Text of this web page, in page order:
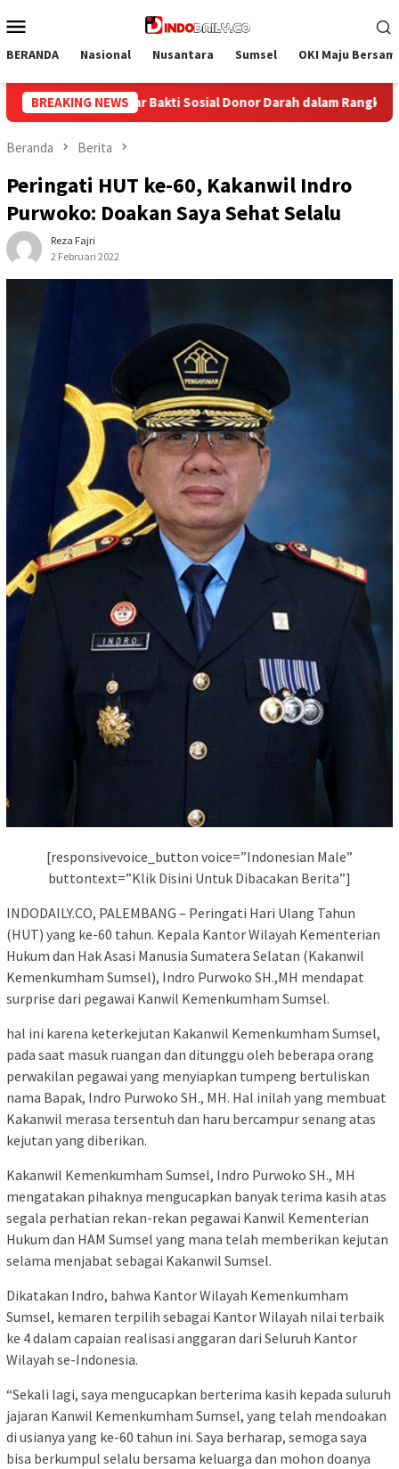
ke
Mobile
BERANDA Nasional Nusantara Sumsel OKI Maju
BREAKING NEWS
Memperingati HUT ke-81 Republik Indonesia
Beranda Berita
Peringati HUT ke-60, Kakanwil Indro
Purwoko: Doakan Saya Sehat Selalu
Reza Fajri
2 Februari 2022
[responsivevoice_button voice=”Indonesian Male”
buttontext=”Klik Disini Untuk Dibacakan Berita”]
INDODAILY.CO, PALEMBANG – Peringati Hari Ulang Tahun
(HUT) yang ke-60 tahun. Kepala Kantor Wilayah Kementerian
Hukum dan Hak Asasi Manusia Sumatera Selatan (Kakanwil
Kemenkumham Sumsel), Indro Purwoko SH.,MH mendapat
surprise dari pegawai Kanwil Kemenkumham Sumsel.
hal ini karena keterkejutan Kakanwil Kemenkumham Sumsel,
pada saat masuk ruangan dan ditunggu oleh beberapa orang
perwakilan pegawai yang menyiapkan tumpeng bertuliskan
nama Bapak, Indro Purwoko SH., MH. Hal inilah yang membuat
Kakanwil merasa tersentuh dan haru bercampur senang atas
kejutan yang diberikan.
Kakanwil Kemenkumham Sumsel, Indro Purwoko SH., MH
mengatakan pihaknya mengucapkan banyak terima kasih atas
segala perhatian rekan-rekan pegawai Kanwil Kementerian
Hukum dan HAM Sumsel yang mana telah memberikan kejutan
selama menjabat sebagai Kakanwil Sumsel.
Dikatakan Indro, bahwa Kantor Wilayah Kemenkumham
Sumsel, kemaren terpilih sebagai Kantor Wilayah nilai terbaik
ke 4 dalam capaian realisasi anggaran dari Seluruh Kantor
Wilayah se-Indonesia.
“Sekali lagi, saya mengucapkan berterima kasih kepada suluruh
jajaran Kanwil Kemenkumham Sumsel, yang telah mendoakan
di usianya yang ke-60 tahun ini. Saya berharap, semoga saya
bisa berkumpul selalu bersama keluarga dan mohon doanya